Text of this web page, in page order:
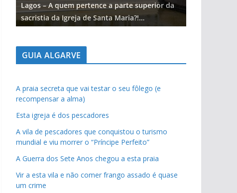
Lagos – A quem pertence a parte superior da
sacristia da Igreja de Santa Maria?!…
GUIA ALGARVE
A praia secreta que vai testar o seu fôlego (e
recompensar a alma)
Esta igreja é dos pescadores
A vila de pescadores que conquistou o turismo
mundial e viu morrer o “Príncipe Perfeito”
A Guerra dos Sete Anos chegou a esta praia
Vir a esta vila e não comer frango assado é quase
um crime